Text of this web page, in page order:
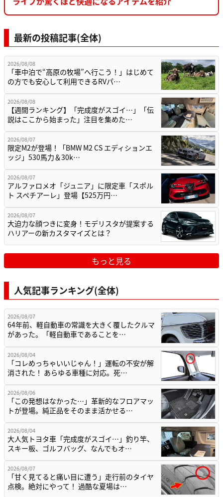
最新の投稿記事(全体)
2026/08/08
「車中泊で“高原の牧場”へ行こう！」はじめて
の方でも安心して利用できるRVパ…
2026/08/08
【週間ランキング】「完成度がスゴイ…」「伝
説はここから始まった」注目を集めた…
2026/08/07
限定M2が登場！「BMW M2 CS エディションエ
ッジ」530馬力＆30k…
2026/08/07
アルファロメオ「ジュニア」に限定車「スポル
ト スペチアーレ」登場【525万円…
2026/08/07
大迫力な顔つきに変身！モデリスタが提案する
ハリアーの新カスタマイズとは？
もっと見る
人気記事ランキング(全体)
2026/08/07
64年前、軽自動車の常識を大きく覆したクルマ
があった。「軽自動車であることを…
2026/08/04
「コレめっちゃいいじゃん！」運転の不安が解
消された！ あらゆる車種に対応。死…
2026/08/06
「この発想はなかった…」革新的なフロアマッ
トが登場。純正品をそのまま活かせる…
2026/08/04
大人気トヨタ車「完成度がスゴイ…」釣り竿、
スキー板、ゴルフバッグ、なんでもオ…
2026/08/07
「甘く見てると痛い目に遭う」走行前のタイヤ
点検。絶対にやって！ 過酷な夏場は…